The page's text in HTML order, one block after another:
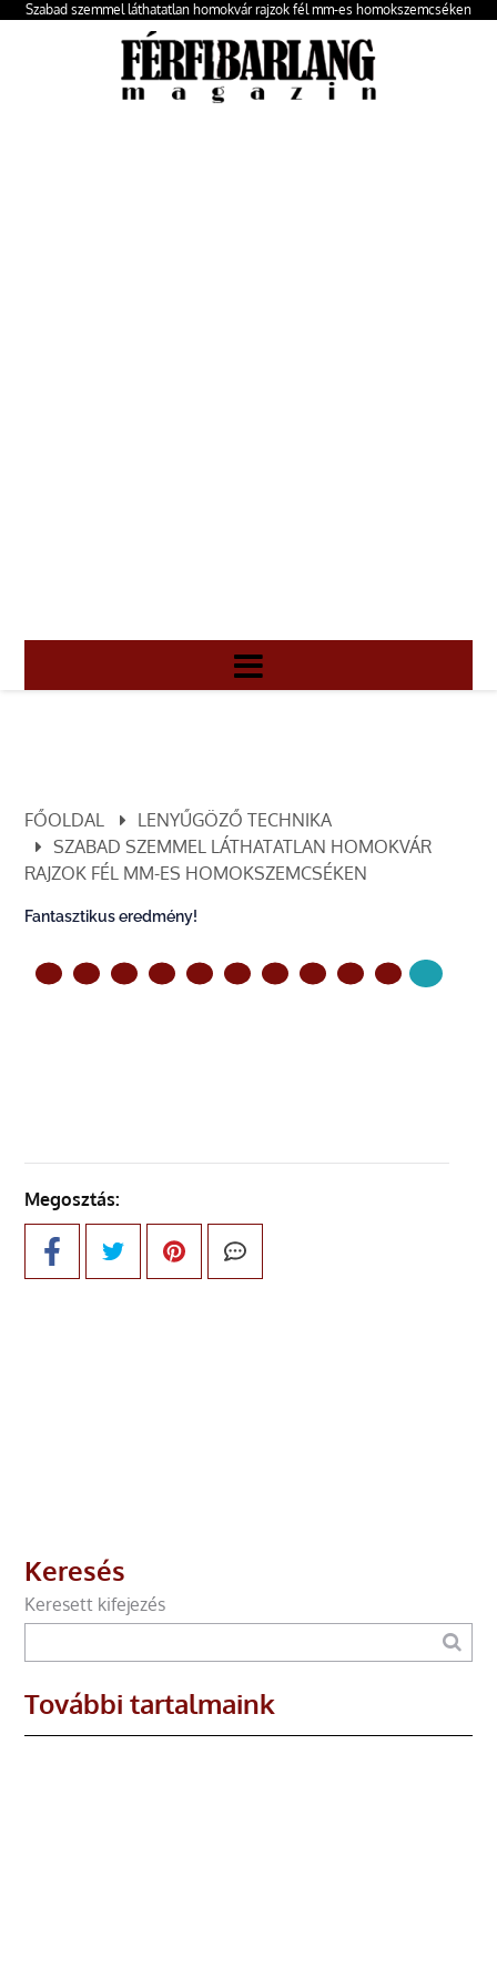
Szabad szemmel láthatatlan homokvár rajzok fél mm-es homokszemcséken
FŐOLDAL
LENYŰGÖZŐ TECHNIKA
SZABAD SZEMMEL LÁTHATATLAN HOMOKVÁR
RAJZOK FÉL MM-ES HOMOKSZEMCSÉKEN
Fantasztikus eredmény!
Megosztás:
Keresés
Keresett kifejezés
További tartalmaink